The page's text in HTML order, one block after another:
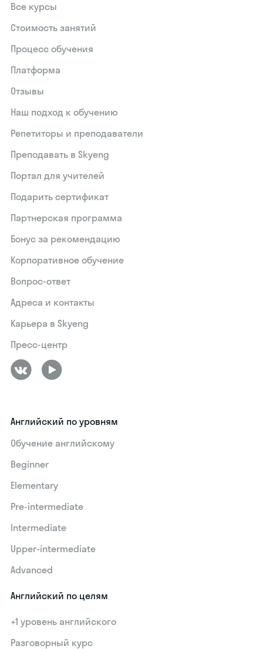
Все курсы
Стоимость занятий
Процесс обучения
Платформа
Отзывы
Наш подход к обучению
Репетиторы и преподаватели
Преподавать в Skyeng
Портал для учителей
Подарить сертификат
Партнерская программа
Бонус за рекомендацию
Корпоративное обучение
Вопрос-ответ
Адреса и контакты
Карьера в Skyeng
Пресс-центр
Английский по уровням
Обучение английскому
Beginner
Elementary
Pre-intermediate
Intermediate
Upper-intermediate
Advanced
Английский по целям
+1 уровень английского
Разговорный курс